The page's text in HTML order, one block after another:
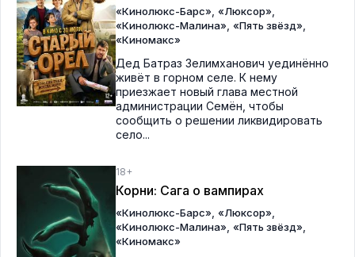
«Кинолюкс-Барс» «Люксор»
«Кинолюкс-Малина» «Пять звёзд»
«Киномакс»
Дед Батраз Зелимханович уединённо
живёт в горном селе. К нему
приезжает новый глава местной
администрации Семён, чтобы
сообщить о решении ликвидировать
село...
18+
Корни: Сага о вампирах
«Кинолюкс-Барс» «Люксор»
«Кинолюкс-Малина» «Пять звёзд»
«Киномакс»